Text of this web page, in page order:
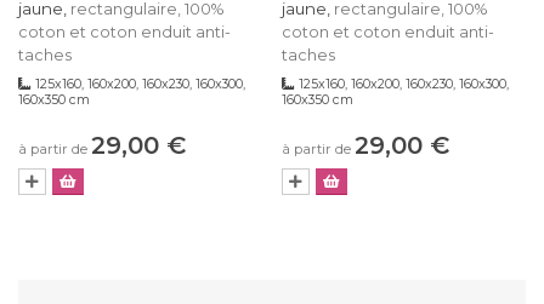
jaune, rectangulaire, 100%
coton et coton enduit anti-
taches
125x160, 160x200, 160x230, 160x300,
160x350 cm
à partir de 29,00 €
jaune, rectangulaire, 100%
coton et coton enduit anti-
taches
125x160, 160x200, 160x230, 160x300,
160x350 cm
à partir de 29,00 €